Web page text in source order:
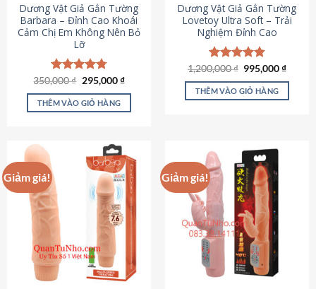
Dương Vật Giả Gắn Tường
Barbara – Đỉnh Cao Khoái
Cảm Chị Em Không Nên Bỏ
Lỡ
Được xếp
hạng4.79
5 sao
350,000₫ Giá
là:
350,000 ₫.
295,000₫Giá
tại
THÊM VÀO GIỎ HÀNG
Dương Vật Giả Gắn Tường
Lovetoy Ultra Soft – Trải
Nghiệm Đỉnh Cao
Được xếp
hạng4.82
5 sao
1,200,000₫ Giá
là:
1,200,000 ₫.
995,000₫Giá
tại
THÊM VÀO GIỎ HÀNG
Giảm giá! Giảm giá!